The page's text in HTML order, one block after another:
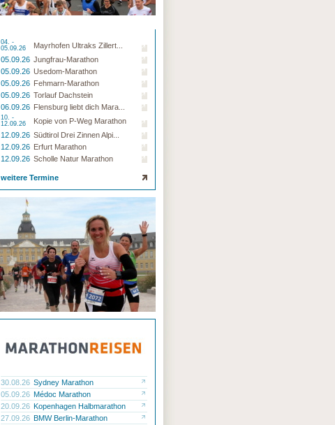
04. -
05.09.26
Mayrhofen Ultraks Zillert...
05.09.26 Jungfrau-Marathon
05.09.26 Usedom-Marathon
05.09.26 Fehmarn-Marathon
05.09.26 Torlauf Dachstein
06.09.26 Flensburg liebt dich Mara...
10. -
12.09.26
Kopie von P-Weg Marathon
12.09.26 Südtirol Drei Zinnen Alpi...
12.09.26 Erfurt Marathon
12.09.26 Scholle Natur Marathon
weitere Termine
30.08.26 Sydney Marathon
05.09.26 Médoc Marathon
20.09.26 Kopenhagen Halbmarathon
27.09.26 BMW Berlin-Marathon